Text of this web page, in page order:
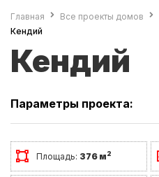
Главная Все проекты домов
Кендий
Кендий
Параметры проекта:
Площадь: 376 м2